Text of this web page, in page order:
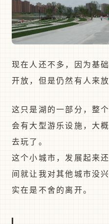
现在人还不多，因为基
开放，但是仍然有人来
这只是湖的一部分，整
会有大型游乐设施，大
去玩了。
这个小城市，发展起来
间就让我对其他城市没
实在是不舍的离开。